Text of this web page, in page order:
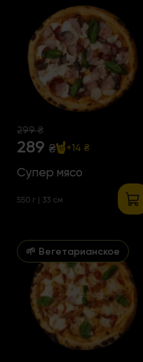
299 ₴
289 ₴ +14 ₴
Супер мясо
550 г | 33 см
🌱 Вегетарианское